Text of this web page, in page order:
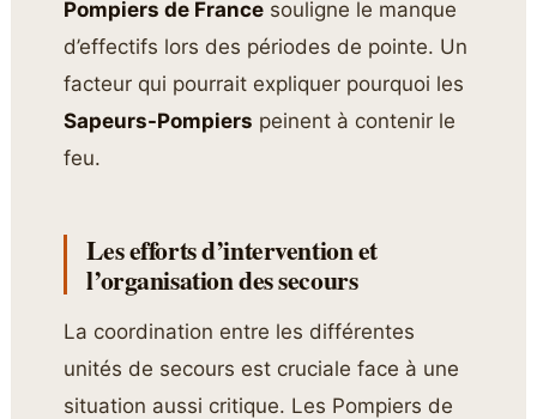
Pompiers de France souligne le manque
d’effectifs lors des périodes de pointe. Un
facteur qui pourrait expliquer pourquoi les
Sapeurs-Pompiers peinent à contenir le
feu.
Les efforts d’intervention et
l’organisation des secours
La coordination entre les différentes
unités de secours est cruciale face à une
situation aussi critique. Les Pompiers de